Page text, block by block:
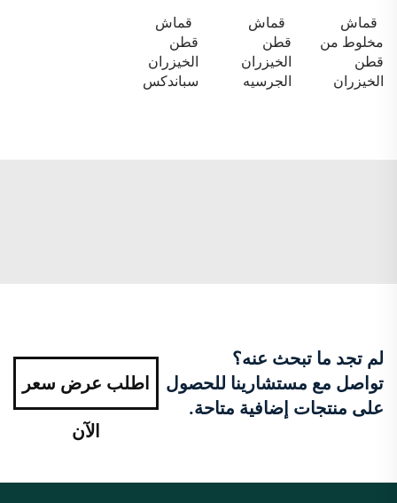
قماش
مخلوط من
قطن
الخيزران
قماش
قطن
الخيزران
الجرسيه
قماش
قطن
الخيزران
سباندكس
لم تجد ما تبحث عنه؟
تواصل مع مستشارينا للحصول
على منتجات إضافية متاحة.
اطلب عرض سعر
الآن